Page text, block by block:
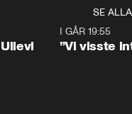
SE ALLA
I GÅR 19:55
”Vi visste